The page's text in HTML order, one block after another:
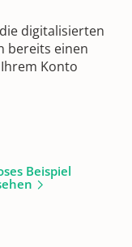
digitalisierten
bereits einen
Konto
Beispiel